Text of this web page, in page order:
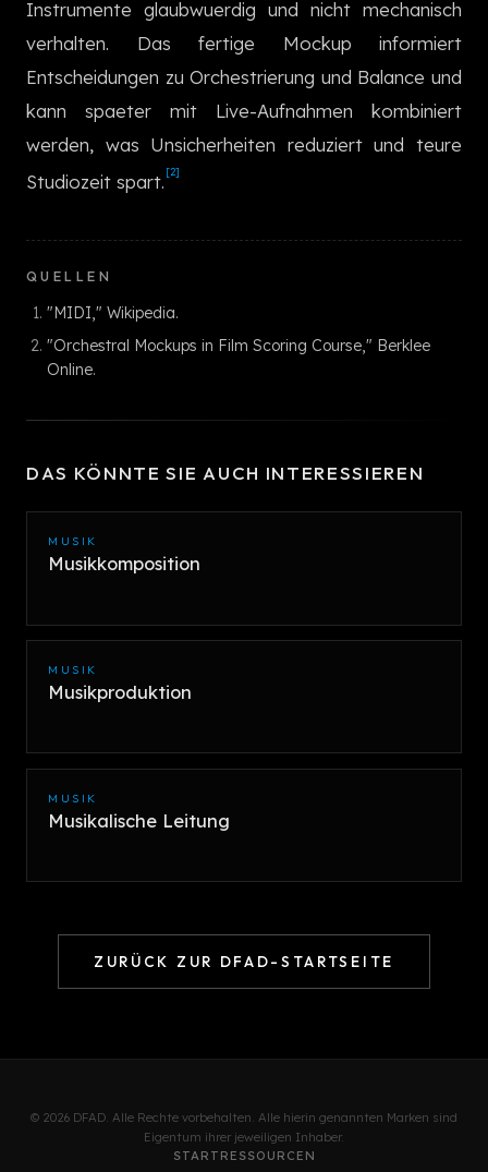
Instrumente glaubwuerdig und nicht mechanisch
verhalten. Das fertige Mockup informiert
Entscheidungen zu Orchestrierung und Balance und
kann spaeter mit Live-Aufnahmen kombiniert
werden, was Unsicherheiten reduziert und teure
Studiozeit spart. [2]
QUELLEN
"MIDI," Wikipedia.
"Orchestral Mockups in Film Scoring Course," Berklee
Online.
DAS KÖNNTE SIE AUCH INTERESSIEREN
MUSIK
Musikkomposition
MUSIK
Musikproduktion
MUSIK
Musikalische Leitung
ZURÜCK ZUR DFAD-STARTSEITE
© 2026 DFAD. Alle Rechte vorbehalten. Alle hierin genannten Marken sind
Eigentum ihrer jeweiligen Inhaber.
START RESSOURCEN